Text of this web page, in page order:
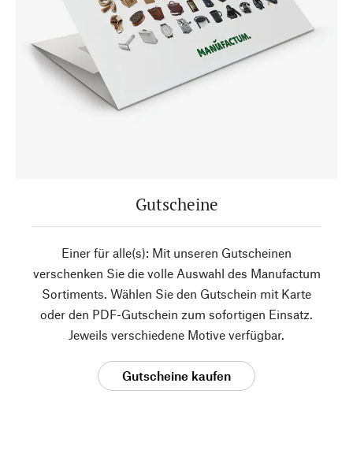
Gutscheine
Einer für alle(s): Mit unseren Gutscheinen
verschenken Sie die volle Auswahl des Manufactum
Sortiments. Wählen Sie den Gutschein mit Karte
oder den PDF-Gutschein zum sofortigen Einsatz.
Jeweils verschiedene Motive verfügbar.
Gutscheine kaufen